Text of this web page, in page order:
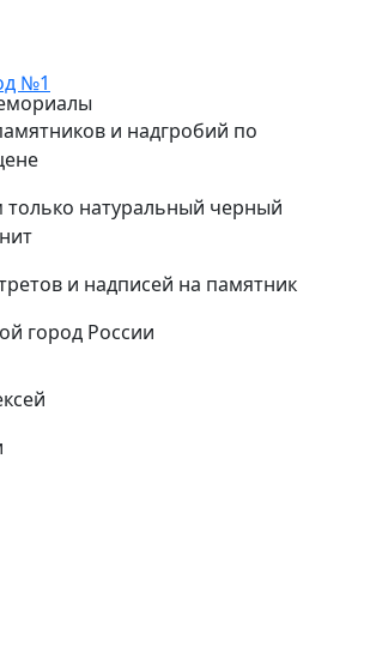
№1
и надгробий по
натуральный черный
и надписей на памятник
город России